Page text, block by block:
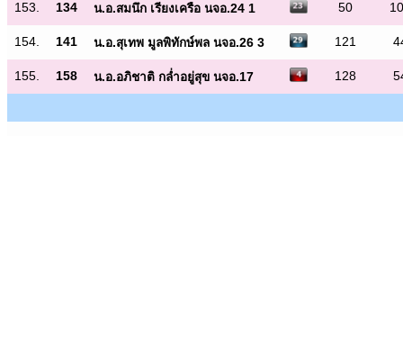
153. 134 น.อ.สมนึก เรียงเครือ นจอ.24 1 50
154. 141 น.อ.สุเทพ มูลพิทักษ์พล นจอ.26 3 121
155. 158 น.อ.อภิชาติ กล่ำอยู่สุข นจอ.17 128